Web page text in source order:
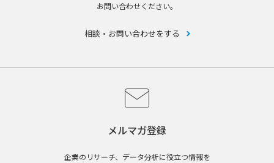
お問い合わせください。
相談・お問い合わせをする
メルマガ登録
企業のリサーチ、データ分析に役立つ情報を